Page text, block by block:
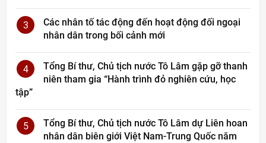
3
Các nhân tố tác động đến hoạt động đối ngoại
nhân dân trong bối cảnh mới
4
Tổng Bí thư, Chủ tịch nước Tô Lâm gặp gỡ thanh
niên tham gia “Hành trình đỏ nghiên cứu, học
tập”
5
Tổng Bí thư, Chủ tịch nước Tô Lâm dự Liên hoan
nhân dân biên giới Việt Nam-Trung Quốc năm